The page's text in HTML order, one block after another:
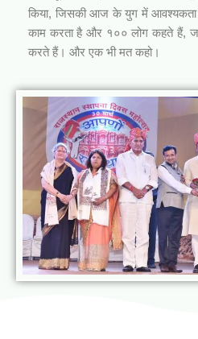
किया, जिसकी आज के युग में आवश्यकता
काम करता है और १०० लोग कहते हैं,
करते हैं। और एक भी मत कहो।